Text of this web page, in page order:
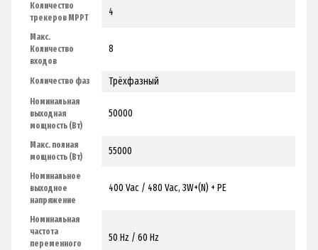
Количество
трекеров MPPТ
4
Макс.
Количество
входов
8
Количество фаз Трёхфазный
Номинальная
выходная
мощность (Вт)
50000
Макс. полная
мощность (Вт)
55000
Номинальное
выходное
напряжение
400 Vac / 480 Vac, 3W+(N) + PE
Номинальная
частота
переменного
50 Hz / 60 Hz